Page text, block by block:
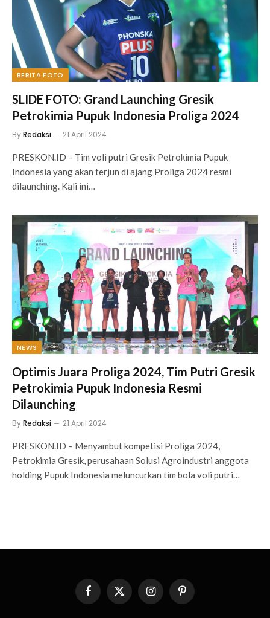
BERITA FOTO
SLIDE FOTO: Grand Launching Gresik
Petrokimia Pupuk Indonesia Proliga 2024
ByRedaksi 21 April 2024
PRESKON.ID – Tim voli putri Gresik Petrokimia Pupuk
Indonesia yang akan terjun di ajang Proliga 2024 resmi
dilaunching. Kali ini…
NEWS
Optimis Juara Proliga 2024, Tim Putri Gresik
Petrokimia Pupuk Indonesia Resmi
Dilaunching
ByRedaksi 21 April 2024
PRESKON.ID – Menyambut kompetisi Proliga 2024,
Petrokimia Gresik, perusahaan Solusi Agroindustri anggota
holding Pupuk Indonesia meluncurkan tim bola voli putri…
FacebookX
(Twitter)
InstagramPinterest